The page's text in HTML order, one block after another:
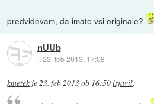
predvidevam, da imate vsi originale?
nUUb
::23. feb 2013, 17:08
kmetek je23. feb 2013 ob 16:50izjavil: